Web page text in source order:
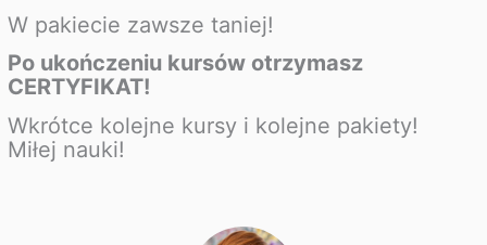
W pakiecie zawsze taniej!
Po ukończeniu kursów otrzymasz
CERTYFIKAT!
Wkrótce kolejne kursy i kolejne pakiety!
Miłej nauki!